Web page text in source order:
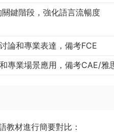
鍵階段，強化語言流暢度
論和專業表達，備考FCE
專業場景應用，備考CAE/雅
材進行簡要對比：